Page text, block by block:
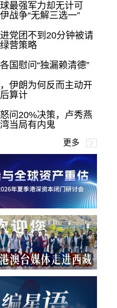
最强军力却无计可
战争“无解三选一”
党团不到20分钟被请
营策略
国慰问“独漏赖清德”
伊朗为何反而主动开
算计
问20%决策，卢秀燕
当局有内鬼
更多